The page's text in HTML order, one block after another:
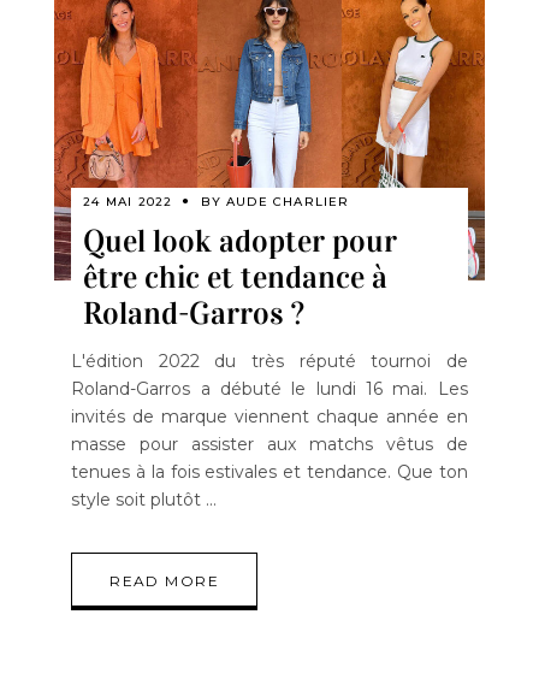
24 MAI 2022 BY AUDE CHARLIER
Quel look adopter pour
être chic et tendance à
Roland-Garros ?
L'édition 2022 du très réputé tournoi de
Roland-Garros a débuté le lundi 16 mai. Les
invités de marque viennent chaque année en
masse pour assister aux matchs vêtus de
tenues à la fois estivales et tendance. Que ton
style soit plutôt
READ MORE